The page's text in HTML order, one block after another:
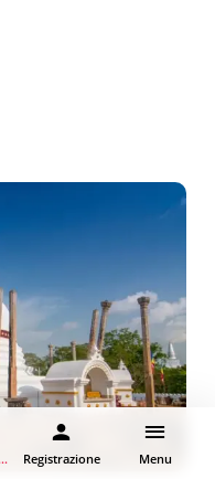
un luogo Registrazione Menu